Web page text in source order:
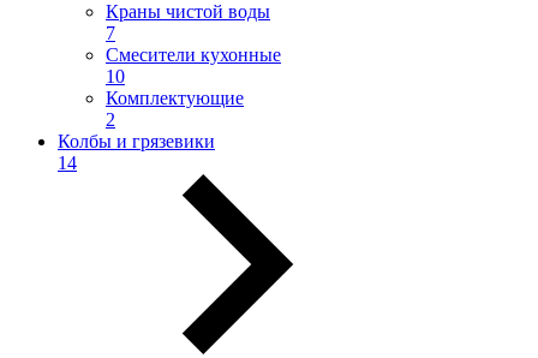
Краны чистой воды
7
Смесители кухонные
10
Комплектующие
2
Колбы и грязевики
14